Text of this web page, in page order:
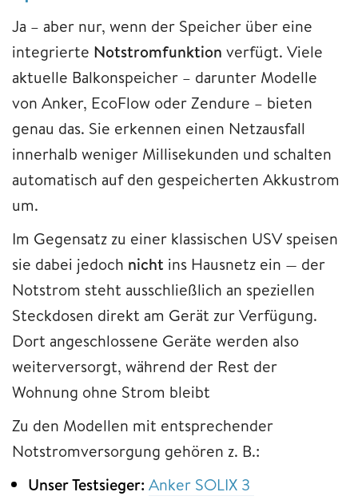
Ja – aber nur, wenn der Speicher über eine
integrierte Notstromfunktion verfügt. Viele
aktuelle Balkonspeicher – darunter Modelle
von Anker, EcoFlow oder Zendure – bieten
genau das. Sie erkennen einen Netzausfall
innerhalb weniger Millisekunden und schalten
automatisch auf den gespeicherten Akkustrom
um.
Im Gegensatz zu einer klassischen USV speisen
sie dabei jedoch nicht ins Hausnetz ein — der
Notstrom steht ausschließlich an speziellen
Steckdosen direkt am Gerät zur Verfügung.
Dort angeschlossene Geräte werden also
weiterversorgt, während der Rest der
Wohnung ohne Strom bleibt
Zu den Modellen mit entsprechender
Notstromversorgung gehören z. B.:
Unser Testsieger: Anker SOLIX 3